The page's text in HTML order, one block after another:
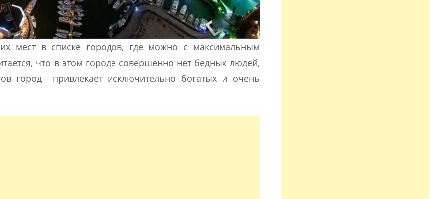
мест в списке городов, где можно с максимальным
что в этом городе совершенно нет бедных людей,
город привлекает исключительно богатых и очень